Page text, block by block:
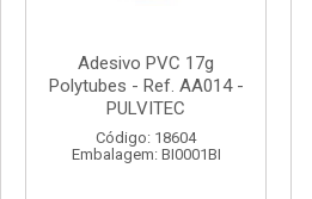
Adesivo PVC 17g
Polytubes - Ref. AA014 -
PULVITEC
Código: 18604
Embalagem: BI0001BI